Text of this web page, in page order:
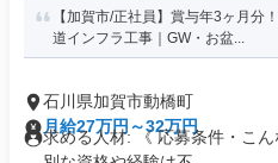
【加賀市/正社員】賞与年3ヶ月分
道インフラ工事｜GW・お盆...
石川県加賀市動橋町
月給27万円～32万円
求める人材: 《 応募条件・こ